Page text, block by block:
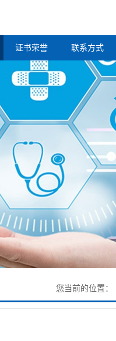
证书荣誉 联系方式
您当前的位置：